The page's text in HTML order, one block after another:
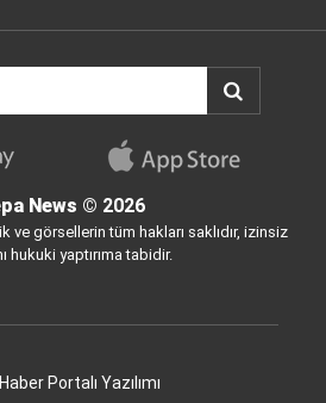
News © 2026
ve görsellerin tüm hakları saklıdır, izinsiz
hukuki yaptırıma tabidir.
Haber Portalı Yazılımı